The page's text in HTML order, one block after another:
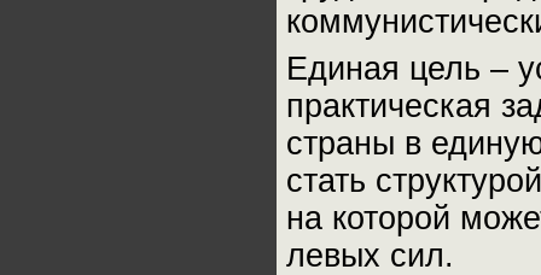
Единая цель –
практическая
страны в
стать
на которой
левых сил.